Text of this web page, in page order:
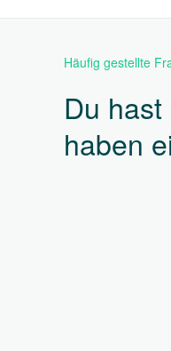
Häufig gestellte
Du
haben